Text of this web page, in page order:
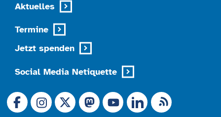
Aktuelles
Termine
Jetzt spenden
Social Media Netiquette
Link zu X (Ex-Twitter)
RSS-Feed